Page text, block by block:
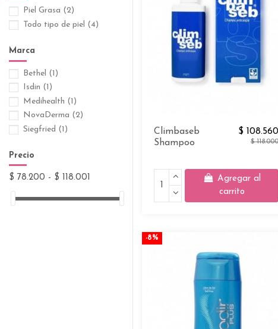
Climbaseb
Shampoo
$ 108.560
$ 118.000
Agregar al
carrito
-8%
Piel Grasa (2)
Todo tipo de piel (4)
Marca
Bethel (1)
Isdin (1)
Medihealth (1)
NovaDerma (2)
Siegfried (1)
Precio
$ 78.200 - $ 118.001